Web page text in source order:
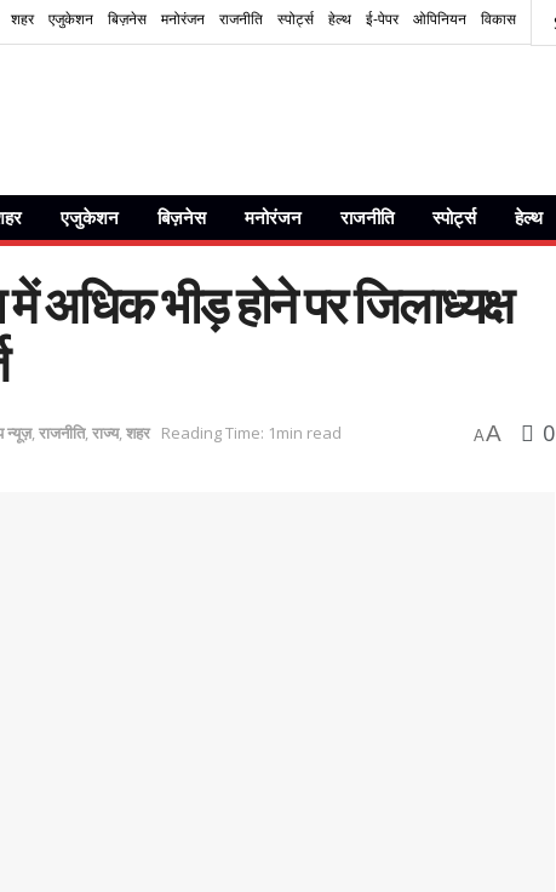
शहर एजुकेशन बिज़नेस मनोरंजन राजनीति स्पोर्ट्स हेल्थ ई-पेपर ओपिनियन विकास
एजुकेशन बिज़नेस मनोरंजन राजनीति स्पोर्ट्स हेल्थ
अधिक भीड़ होने पर जिलाध्यक्ष
न्यूज़,राजनीति,राज्य,शहर Reading Time: 1min read AA 0